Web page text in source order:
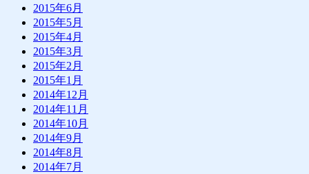
2015年6月
2015年5月
2015年4月
2015年3月
2015年2月
2015年1月
2014年12月
2014年11月
2014年10月
2014年9月
2014年8月
2014年7月